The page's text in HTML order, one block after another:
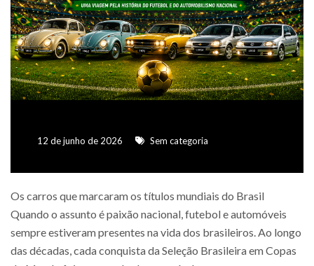
12 de junho de 2026 Sem categoria
Os carros que marcaram os títulos mundiais do Brasil
Quando o assunto é paixão nacional, futebol e automóveis
sempre estiveram presentes na vida dos brasileiros. Ao longo
das décadas, cada conquista da Seleção Brasileira em Copas